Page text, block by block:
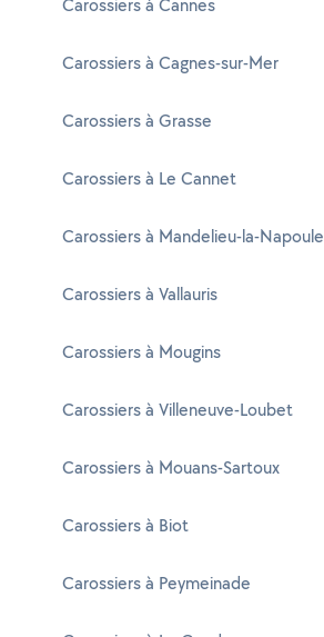
Carossiers à Cannes
Carossiers à Cagnes-sur-Mer
Carossiers à Grasse
Carossiers à Le Cannet
Carossiers à Mandelieu-la-Napoule
Carossiers à Vallauris
Carossiers à Mougins
Carossiers à Villeneuve-Loubet
Carossiers à Mouans-Sartoux
Carossiers à Biot
Carossiers à Peymeinade